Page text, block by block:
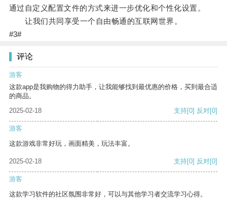
通过自定义配置文件的方式来进一步优化和个性化设置。
让我们共同享受一个自由畅通的互联网世界。
#3#
评论
游客
这款app是我购物的得力助手，让我能够找到最优惠的价格，买到最合适
的商品。
2025-02-18
支持[0] 反对[0]
游客
这款游戏非常好玩，画面精美，玩法丰富。
2025-02-18 支持[0] 反对[0]
游客
这款学习软件的社区氛围非常好，可以与其他学习者交流学习心得。